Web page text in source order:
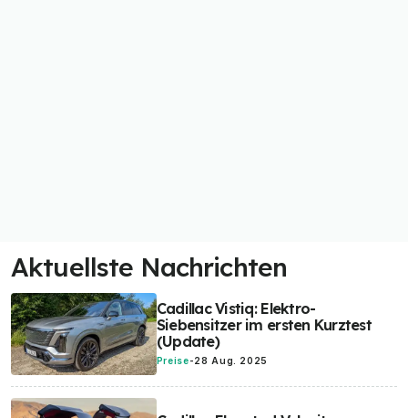
Aktuellste Nachrichten
Cadillac Vistiq: Elektro-
Siebensitzer im ersten Kurztest
(Update)
Preise-28 Aug. 2025